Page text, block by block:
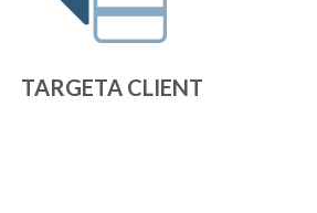
TARGETA CLIENT